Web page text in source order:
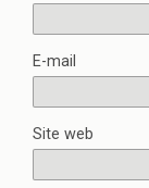
E-mail
Site web